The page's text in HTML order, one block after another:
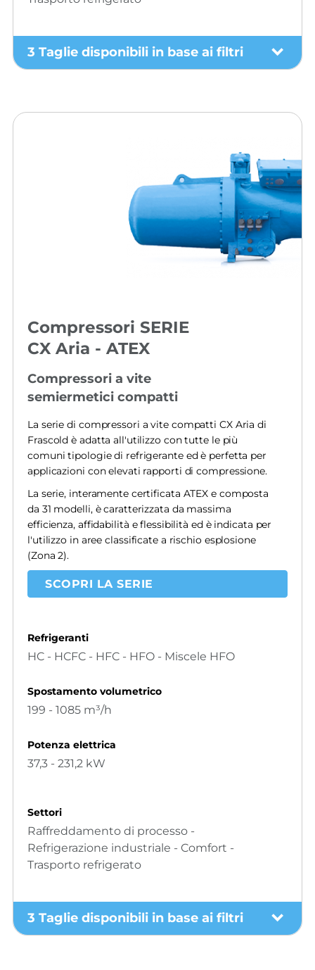
3 Taglie disponibili in base ai filtri
Compressori SERIE
CX Aria - ATEX
Compressori a vite
semiermetici compatti
La serie di compressori a vite compatti CX Aria di
Frascold è adatta all'utilizzo con tutte le più
comuni tipologie di refrigerante ed è perfetta per
applicazioni con elevati rapporti di compressione.
La serie, interamente certificata ATEX e composta
da 31 modelli, è caratterizzata da massima
efficienza, affidabilità e flessibilità ed è indicata per
l'utilizzo in aree classificate a rischio esplosione
(Zona 2).
SCOPRI LA SERIE
Refrigeranti
HC - HCFC - HFC - HFO - Miscele HFO
Spostamento volumetrico
199 - 1085 m³/h
Potenza elettrica
37,3 - 231,2 kW
Settori
Raffreddamento di processo -
Refrigerazione industriale - Comfort -
Trasporto refrigerato
3 Taglie disponibili in base ai filtri